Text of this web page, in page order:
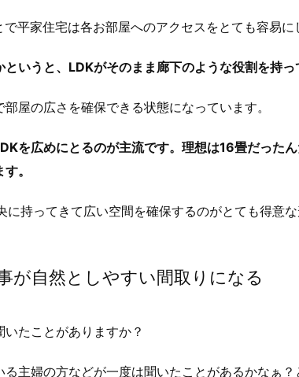
平家住宅は各お部屋へのアクセスをとても容易に
いうと、LDKがそのまま廊下のような役割を持っ
屋の広さを確保できる状態になっています。
を広めにとるのが主流です。理想は16畳だった
。
に持ってきて広い空間を確保するのがとても得意な
が自然としやすい間取りになる
たことがありますか？
主婦の方などが一度は聞いたことがあるかなぁ？